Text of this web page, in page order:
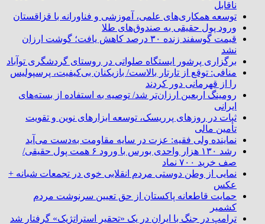
ناقابل
توسعه همکاری‌های علمی، آموزشی و فناورانه با قزاقستان
ورود پول حقیقی به صندوق‌های طلا
قیمت گوسفند زنده ۳۰ درصد کاهش یافت؛ گوشت ارزان
نشد
برگزاری پرشور ایستگاه صلواتی در روستای گردشگری توآباد
منافی: توقع از تارتار بالاست/ بازیکنان بی‌کیفیت، پرسپولیس
را از قهرمانی دور کردند
رومینگ اربعین ارزان‌تر شد/ توصیه به استفاده از بسته‌های
ایرانی
ثبات در روزهای پرریسک، توسعه ابزارهای نوین و تقویت
تأمین مالی
نماینده ولی فقیه: عزت در سایه مقاومت به‌دست می‌آید
رشد ۱۳۰ هزار واحدی بورس با ورود ۶ همت پول حقیقی/
صف خرید ۷۰۰ نماد
نمایی از وطن دوستی مردم انقلابی خوی در تجمعات شبانه +
عکس
حمایت قاطعانه پاکستان از حق تعیین سرنوشت مردم
کشمیر
ترامپ در جنگ با ایران در یک «تحقیر استراتژیک» گرفتار شد